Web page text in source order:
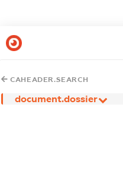
CAHEADER.SEARCH
document.dossier